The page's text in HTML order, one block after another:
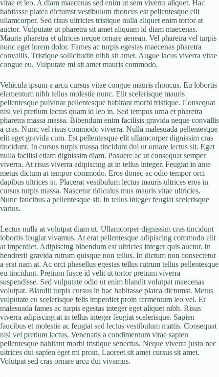
vitae et leo. A diam maecenas sed enim ut sem viverra aliquet. Hac
habitasse platea dictumst vestibulum rhoncus est pellentesque elit
ullamcorper. Sed risus ultricies tristique nulla aliquet enim tortor at
auctor. Vulputate ut pharetra sit amet aliquam id diam maecenas.
Mauris pharetra et ultrices neque ornare aenean. Vel pharetra vel turpis
nunc eget lorem dolor. Fames ac turpis egestas maecenas pharetra
convallis. Tristique sollicitudin nibh sit amet. Augue lacus viverra vitae
congue eu. Vulputate mi sit amet mauris commodo.
Vehicula ipsum a arcu cursus vitae congue mauris rhoncus. Eu lobortis
elementum nibh tellus molestie nunc. Elit scelerisque mauris
pellentesque pulvinar pellentesque habitant morbi tristique. Consequat
nisl vel pretium lectus quam id leo in. Sed tempus urna et pharetra
pharetra massa massa. Bibendum enim facilisis gravida neque convallis
a cras. Nunc vel risus commodo viverra. Nulla malesuada pellentesque
elit eget gravida cum. Est pellentesque elit ullamcorper dignissim cras
tincidunt. In cursus turpis massa tincidunt dui ut ornare lectus sit. Eget
nulla facilisi etiam dignissim diam. Posuere ac ut consequat semper
viverra. At risus viverra adipiscing at in tellus integer. Feugiat in ante
metus dictum at tempor commodo. Eros donec ac odio tempor orci
dapibus ultrices in. Placerat vestibulum lectus mauris ultrices eros in
cursus turpis massa. Nascetur ridiculus mus mauris vitae ultricies.
Nunc faucibus a pellentesque sit. In tellus integer feugiat scelerisque
varius.
Lectus nulla at volutpat diam ut. Ullamcorper dignissim cras tincidunt
lobortis feugiat vivamus. At erat pellentesque adipiscing commodo elit
at imperdiet. Adipiscing bibendum est ultricies integer quis auctor. In
hendrerit gravida rutrum quisque non tellus. In dictum non consectetur
a erat nam at. Ac orci phasellus egestas tellus rutrum tellus pellentesque
eu tincidunt. Pretium fusce id velit ut tortor pretium viverra
suspendisse. Sed vulputate odio ut enim blandit volutpat maecenas
volutpat. Blandit turpis cursus in hac habitasse platea dictumst. Metus
vulputate eu scelerisque felis imperdiet proin fermentum leo vel. Et
malesuada fames ac turpis egestas integer eget aliquet nibh. Risus
viverra adipiscing at in tellus integer feugiat scelerisque. Sapien
faucibus et molestie ac feugiat sed lectus vestibulum mattis. Consequat
nisl vel pretium lectus. Venenatis a condimentum vitae sapien
pellentesque habitant morbi tristique senectus. Neque viverra justo nec
ultrices dui sapien eget mi proin. Laoreet sit amet cursus sit amet.
Volutpat sed cras ornare arcu dui vivamus.